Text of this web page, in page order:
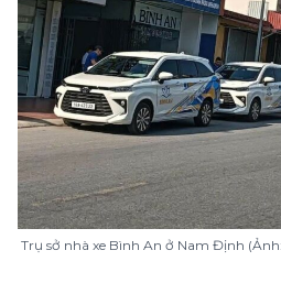
Trụ sở nhà xe Bình An ở Nam Định